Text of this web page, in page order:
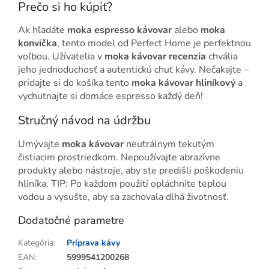
Prečo si ho kúpiť?
Ak hľadáte moka espresso kávovar alebo moka
konvička, tento model od Perfect Home je perfektnou
voľbou. Užívatelia v moka kávovar recenzia chvália
jeho jednoduchosť a autentickú chuť kávy. Nečakajte –
pridajte si do košíka tento moka kávovar hliníkový a
vychutnajte si domáce espresso každý deň!
Stručný návod na údržbu
Umývajte moka kávovar neutrálnym tekutým
čistiacim prostriedkom. Nepoužívajte abrazívne
produkty alebo nástroje, aby ste predišli poškodeniu
hliníka. TIP: Po každom použití opláchnite teplou
vodou a vysušte, aby sa zachovala dlhá životnosť.
Dodatočné parametre
Kategória:
Príprava kávy
EAN:
5999541200268